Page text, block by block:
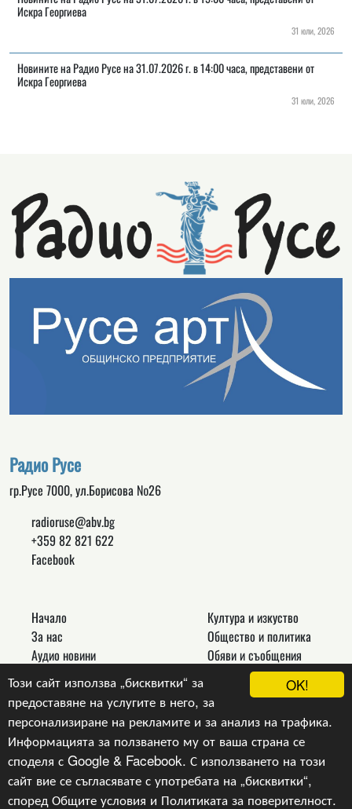
OK!
Този сайт използва „бисквитки“ за
предоставяне на услугите в него, за
персонализиране на рекламите и за анализ на трафика.
Информацията за ползването му от ваша страна се
споделя с Google & Facebook. С използването на този
сайт вие се съгласявате с употребата на „бисквитки“,
споредОбщите условия и Политиката за поверителност.
Искра Георгиева
31 юли, 2026
Новините на Радио Русе на 31.07.2026 г. в 14:00 часа, представени от
Искра Георгиева
31 юли, 2026
Радио Русе
гр.Русе 7000, ул.Борисова №26
radioruse@abv.bg
+359 82 821 622
Facebook
Начало
За нас
Аудио новини
Връзки
Контакти
Култура и изкуство
Общество и политика
Обяви и съобщения
Новини
Други
Copyright © 2024, v.1.0,Радио Русе, Уеб Дизайн и
програмиране :Гейт.БГ ЕООД